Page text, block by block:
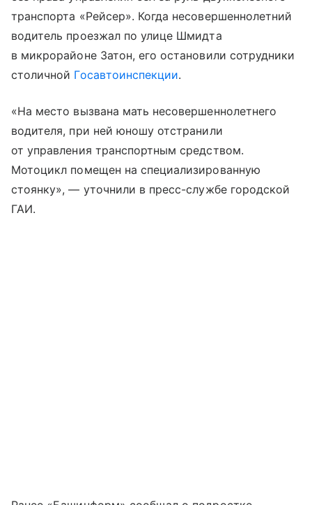
транспорта «Рейсер». Когда несовершеннолетний
водитель проезжал по улице Шмидта
в микрорайоне Затон, его остановили сотрудники
столичной Госавтоинспекции.
«На место вызвана мать несовершеннолетнего
водителя, при ней юношу отстранили
от управления транспортным средством.
Мотоцикл помещен на специализированную
стоянку», — уточнили в пресс-службе городской
ГАИ.